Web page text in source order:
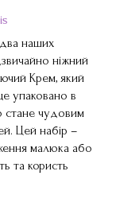
наших
ніжний
Крем, який
упаковано в
стане чудовим
Цей набір –
малюка або
та користь